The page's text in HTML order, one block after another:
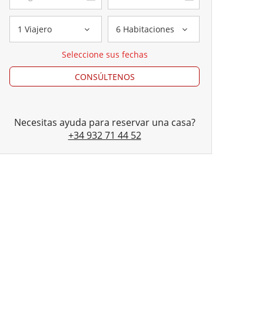
1 Viajero 6 Habitaciones
Seleccione sus fechas
CONSÚLTENOS
Necesitas ayuda para reservar una casa?
+34 932 71 44 52